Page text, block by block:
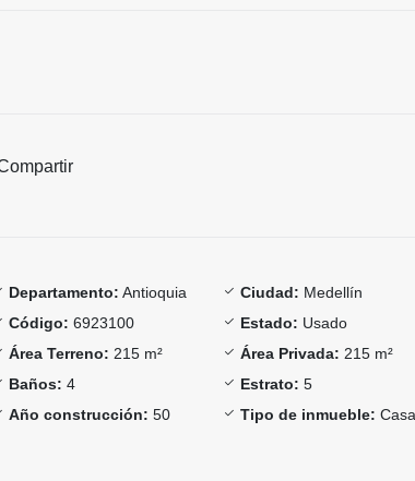
Departamento: Antioquia Ciudad: Medellín
Código: 6923100 Estado: Usado
Área Terreno: 215 m² Área Privada: 215 m²
Baños: 4 Estrato: 5
Año construcción: 50 Tipo de inmueble: Casa